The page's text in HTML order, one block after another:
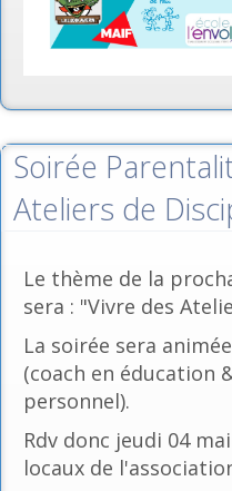
Soirée
Ateliers de
Le thème de la
sera : "Vivre des
La soirée sera
(coach en éducation
personnel).
Rdv donc jeudi 04
locaux de